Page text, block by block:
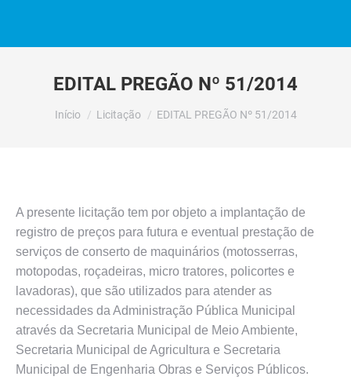
EDITAL PREGÃO Nº 51/2014
Você está aqui:
Início Licitação EDITAL PREGÃO Nº 51/2014
A presente licitação tem por objeto a implantação de
registro de preços para futura e eventual prestação de
serviços de conserto de maquinários (motosserras,
motopodas, roçadeiras, micro tratores, policortes e
lavadoras), que são utilizados para atender as
necessidades da Administração Pública Municipal
através da Secretaria Municipal de Meio Ambiente,
Secretaria Municipal de Agricultura e Secretaria
Municipal de Engenharia Obras e Serviços Públicos.